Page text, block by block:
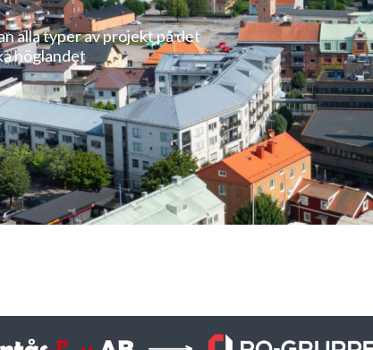
alla typer av projekt på det
höglandet